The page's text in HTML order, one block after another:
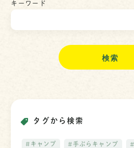
キーワード
タグから検索
#キャンプ #手ぶらキャンプ